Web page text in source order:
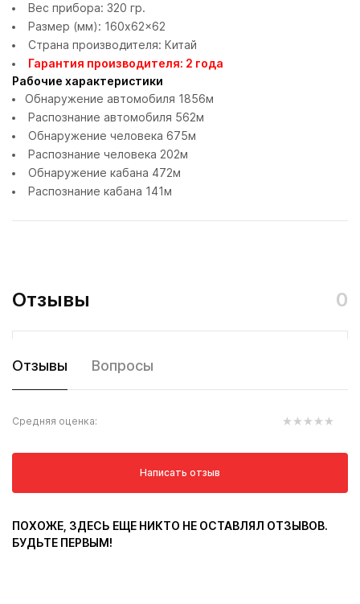
Вес прибора: 320 гр.
Размер (мм): 160x62x62
Страна производителя: Китай
Гарантия производителя: 2 года
Рабочие характеристики
Обнаружение автомобиля 1856м
Распознание автомобиля 562м
Обнаружение человека 675м
Распознание человека 202м
Обнаружение кабана 472м
Распознание кабана 141м
Отзывы 0
Отзывы Вопросы
Средняя оценка:
Написать отзыв
ПОХОЖЕ, ЗДЕСЬ ЕЩЕ НИКТО НЕ ОСТАВЛЯЛ ОТЗЫВОВ.
БУДЬТЕ ПЕРВЫМ!